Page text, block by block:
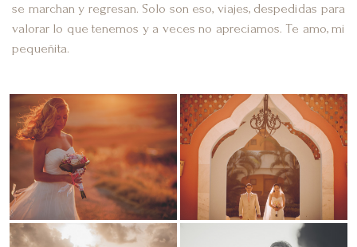
se marchan y regresan. Solo son eso, viajes, despedidas para
valorar lo que tenemos y a veces no apreciamos. Te amo, mi
pequeñita.